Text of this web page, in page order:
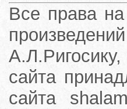
Все права на
сайта
сайта